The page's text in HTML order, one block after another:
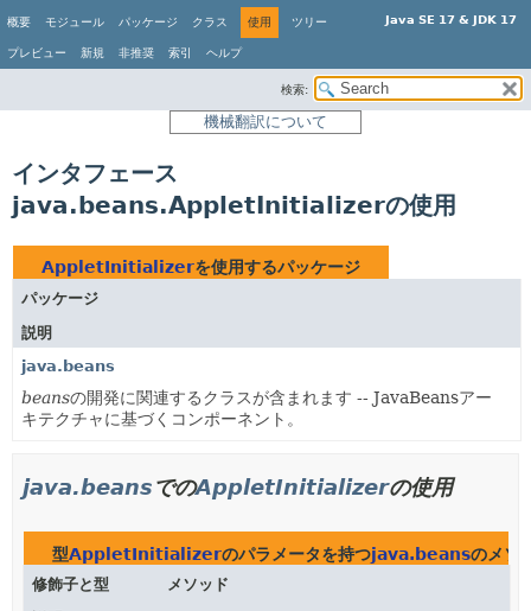
Java SE 17 & JDK 17
概要 モジュール パッケージ クラス 使用 ツリー
プレビュー 新規 非推奨 索引 ヘルプ
検索:
機械翻訳について
インタフェース
java.beans.AppletInitializerの使用
AppletInitializerを使用するパッケージ
パッケージ
説明
java.beans
beansの開発に関連するクラスが含まれます -- JavaBeansアー
キテクチャに基づくコンポーネント。
java.beansでのAppletInitializerの使用
型AppletInitializerのパラメータを持つjava.beansのメソ
修飾子と型
メソッド